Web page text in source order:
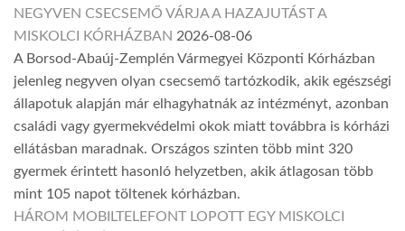
NEGYVEN CSECSEMŐ VÁRJA A HAZAJUTÁST A
MISKOLCI KÓRHÁZBAN 2026-08-06
A Borsod-Abaúj-Zemplén Vármegyei Központi Kórházban
jelenleg negyven olyan csecsemő tartózkodik, akik egészségi
állapotuk alapján már elhagyhatnák az intézményt, azonban
családi vagy gyermekvédelmi okok miatt továbbra is kórházi
ellátásban maradnak. Országos szinten több mint 320
gyermek érintett hasonló helyzetben, akik átlagosan több
mint 105 napot töltenek kórházban.
HÁROM MOBILTELEFONT LOPOTT EGY MISKOLCI